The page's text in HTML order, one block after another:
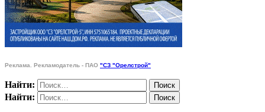
Реклама. Рекламодатель - ПАО "СЗ "Орелстрой"
Найти:
Найти: